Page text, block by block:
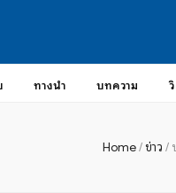
ทางนำ บทความ
Home/ข่าว /